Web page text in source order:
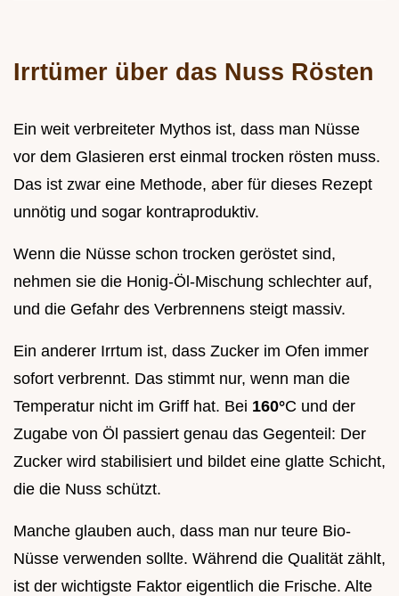
Irrtümer über das Nuss Rösten
Ein weit verbreiteter Mythos ist, dass man Nüsse
vor dem Glasieren erst einmal trocken rösten muss.
Das ist zwar eine Methode, aber für dieses Rezept
unnötig und sogar kontraproduktiv.
Wenn die Nüsse schon trocken geröstet sind,
nehmen sie die Honig-Öl-Mischung schlechter auf,
und die Gefahr des Verbrennens steigt massiv.
Ein anderer Irrtum ist, dass Zucker im Ofen immer
sofort verbrennt. Das stimmt nur, wenn man die
Temperatur nicht im Griff hat. Bei 160°C und der
Zugabe von Öl passiert genau das Gegenteil: Der
Zucker wird stabilisiert und bildet eine glatte Schicht,
die die Nuss schützt.
Manche glauben auch, dass man nur teure Bio-
Nüsse verwenden sollte. Während die Qualität zählt,
ist der wichtigste Faktor eigentlich die Frische. Alte